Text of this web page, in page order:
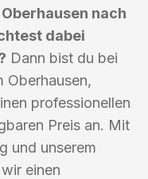
nach
dabei
Dann bist du bei
Oberhausen,
professionellen
Preis an. Mit
und unserem
einen